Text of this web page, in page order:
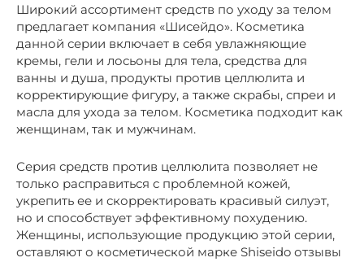
Широкий ассортимент средств по уходу за телом
предлагает компания «Шисейдо». Косметика
данной серии включает в себя увлажняющие
кремы, гели и лосьоны для тела, средства для
ванны и душа, продукты против целлюлита и
корректирующие фигуру, а также скрабы, спреи и
масла для ухода за телом. Косметика подходит как
женщинам, так и мужчинам.
Серия средств против целлюлита позволяет не
только расправиться с проблемной кожей,
укрепить ее и скорректировать красивый силуэт,
но и способствует эффективному похудению.
Женщины, использующие продукцию этой серии,
оставляют о косметической марке Shiseido отзывы